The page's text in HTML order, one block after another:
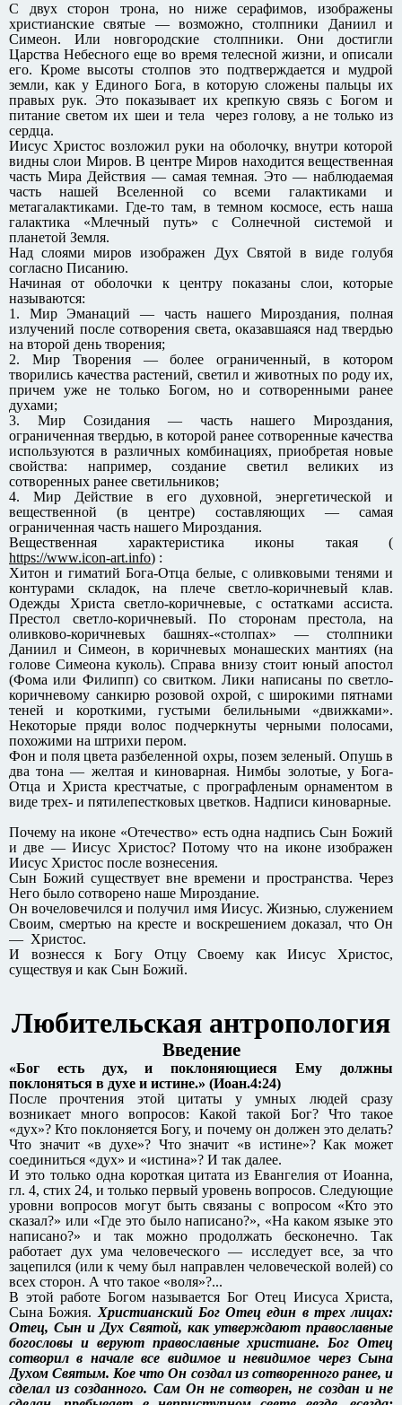
С двух сторон трона, но ниже серафимов, изображены
христианские святые — возможно, столпники Даниил и
Симеон. Или новгородские столпники. Они достигли
Царства Небесного еще во время телесной жизни, и описали
его. Кроме высоты столпов это подтверждается и мудрой
земли, как у Единого Бога, в которую сложены пальцы их
правых рук. Это показывает их крепкую связь с Богом и
питание светом их шеи и тела через голову, а не только из
сердца.
Иисус Христос возложил руки на оболочку, внутри которой
видны слои Миров. В центре Миров находится вещественная
часть Мира Действия — самая темная. Это — наблюдаемая
часть нашей Вселенной со всеми галактиками и
метагалактиками. Где-то там, в темном космосе, есть наша
галактика «Млечный путь» с Солнечной системой и
планетой Земля.
Над слоями миров изображен Дух Святой в виде голубя
согласно Писанию.
Начиная от оболочки к центру показаны слои, которые
называются:
1. Мир Эманаций — часть нашего Мироздания, полная
излучений после сотворения света, оказавшаяся над твердью
на второй день творения;
2. Мир Творения — более ограниченный, в котором
творились качества растений, светил и животных по роду их,
причем уже не только Богом, но и сотворенными ранее
духами;
3. Мир Созидания — часть нашего Мироздания,
ограниченная твердью, в которой ранее сотворенные качества
используются в различных комбинациях, приобретая новые
свойства: например, создание светил великих из
сотворенных ранее светильников;
4. Мир Действие в его духовной, энергетической и
вещественной (в центре) составляющих — самая
ограниченная часть нашего Мироздания.
Вещественная характеристика иконы такая (
https://www.icon-art.info) :
Хитон и гиматий Бога-Отца белые, с оливковыми тенями и
контурами складок, на плече светло-коричневый клав.
Одежды Христа светло-коричневые, с остатками ассиста.
Престол светло-коричневый. По сторонам престола, на
оливково-коричневых башнях-«столпах» — столпники
Даниил и Симеон, в коричневых монашеских мантиях (на
голове Симеона куколь). Справа внизу стоит юный апостол
(Фома или Филипп) со свитком. Лики написаны по светло-
коричневому санкирю розовой охрой, с широкими пятнами
теней и короткими, густыми белильными «движками».
Некоторые пряди волос подчеркнуты черными полосами,
похожими на штрихи пером.
Фон и поля цвета разбеленной охры, позем зеленый. Опушь в
два тона — желтая и киноварная. Нимбы золотые, у Бога-
Отца и Христа крестчатые, с прографленым орнаментом в
виде трех- и пятилепестковых цветков. Надписи киноварные.
Почему на иконе «Отечество» есть одна надпись Сын Божий
и две — Иисус Христос? Потому что на иконе изображен
Иисус Христос после вознесения.
Сын Божий существует вне времени и пространства. Через
Него было сотворено наше Мироздание.
Он вочеловечился и получил имя Иисус. Жизнью, служением
Своим, смертью на кресте и воскрешением доказал, что Он
— Христос.
И вознесся к Богу Отцу Своему как Иисус Христос,
существуя и как Сын Божий.
Любительская антропология
Введение
«Бог есть дух, и поклоняющиеся Ему должны
поклоняться в духе и истине.» (Иоан.4:24)
После прочтения этой цитаты у умных людей сразу
возникает много вопросов: Какой такой Бог? Что такое
«дух»? Кто поклоняется Богу, и почему он должен это делать?
Что значит «в духе»? Что значит «в истине»? Как может
соединиться «дух» и «истина»? И так далее.
И это только одна короткая цитата из Евангелия от Иоанна,
гл. 4, стих 24, и только первый уровень вопросов. Следующие
уровни вопросов могут быть связаны с вопросом «Кто это
сказал?» или «Где это было написано?», «На каком языке это
написано?» и так можно продолжать бесконечно. Так
работает дух ума человеческого — исследует все, за что
зацепился (или к чему был направлен человеческой волей) со
всех сторон. А что такое «воля»?...
В этой работе Богом называется Бог Отец Иисуса Христа,
Сына Божия. Христианский Бог Отец един в трех лицах:
Отец, Сын и Дух Святой, как утверждают православные
богословы и веруют православные христиане. Бог Отец
сотворил в начале все видимое и невидимое через Сына
Духом Святым. Кое что Он создал из сотворенного ранее, и
сделал из созданного. Сам Он не сотворен, не создан и не